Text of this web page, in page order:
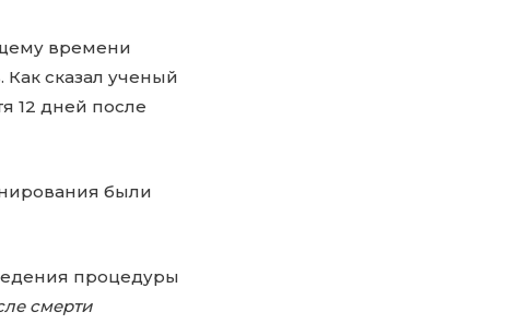
времени
сказал ученый
12 дней после
были
процедуры
смерти